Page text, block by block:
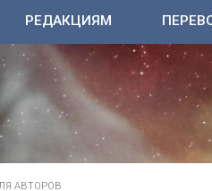
РЕДАКЦИЯМ
АВТОРОВ